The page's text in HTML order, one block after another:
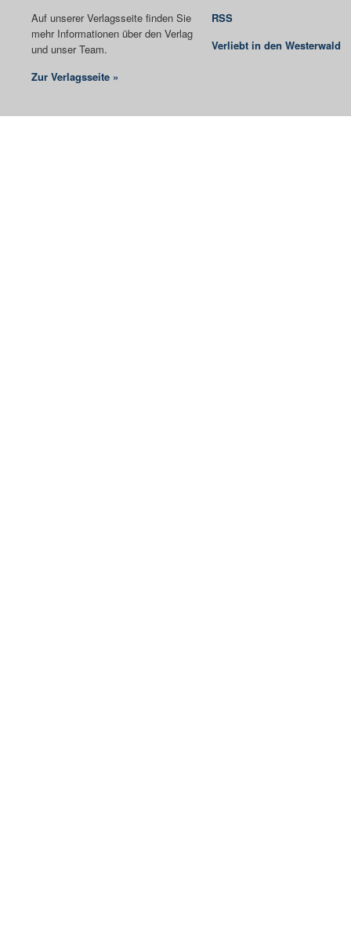
Auf unserer Verlagsseite finden Sie
mehr Informationen über den Verlag
und unser Team.
Zur Verlagsseite »
RSS
Verliebt in den Westerwald